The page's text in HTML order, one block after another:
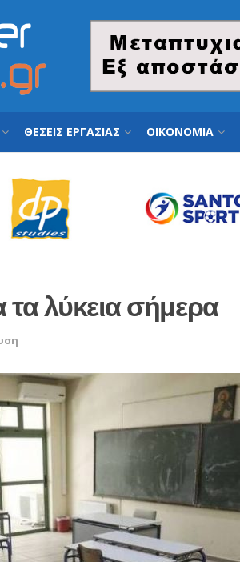
ΘΕΣΕΙΣ ΕΡΓΑΣΙΑΣ ΟΙΚΟΝΟΜΙΑ
λύκεια σήμερα